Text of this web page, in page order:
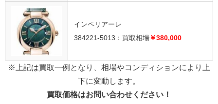
インペリアーレ
384221-5013：買取相場￥380,000
※上記は買取一例となり、相場やコンディションにより上
下に変動します。
買取価格はお問い合わせください！